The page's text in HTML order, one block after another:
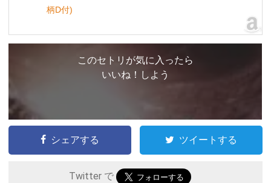
柄D付)
このセトリが気に入ったら
いいね！しよう
シェアする ツイートする
Twitter で